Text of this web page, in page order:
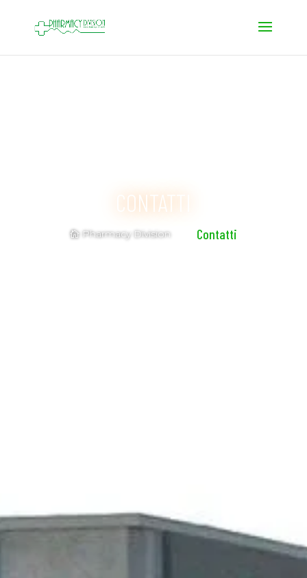
CONTATTI
 Pharmacy Division Contatti